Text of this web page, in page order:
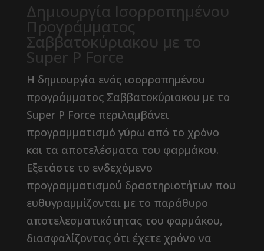
Δημιουργία Ισορροπημένου
Προγράμματος
Σαββατοκύριακου με το
Super P Force
Η δημιουργία ενός ισορροπημένου
προγράμματος Σαββατοκύριακου με το
Super P Force περιλαμβάνει
προγραμματισμό γύρω από το χρόνο
και τα αποτελέσματα του φαρμάκου.
Εξετάστε το ενδεχόμενο
προγραμματισμού δραστηριοτήτων που
ευθυγραμμίζονται με το παράθυρο
αποτελεσματικότητας του φαρμάκου,
διασφαλίζοντας ότι έχετε χρόνο να